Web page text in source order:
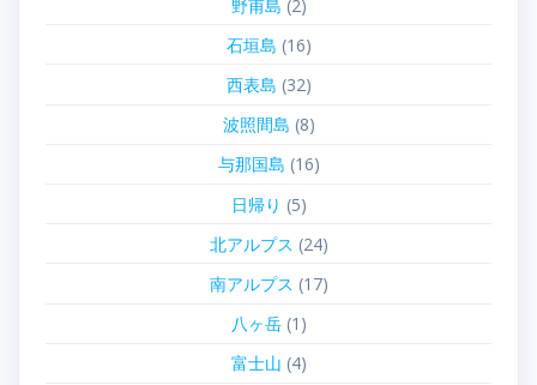
野甫島 (2)
石垣島 (16)
西表島 (32)
波照間島 (8)
与那国島 (16)
日帰り (5)
北アルプス (24)
南アルプス (17)
八ヶ岳(1)
富士山 (4)